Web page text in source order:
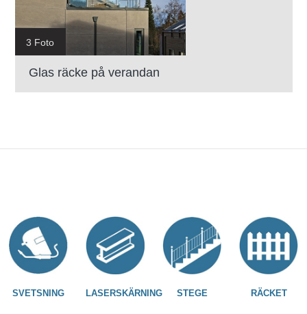
3 Foto
Glas räcke på verandan
SVETSNING LASERSKÄRNING STEGE RÄCKET